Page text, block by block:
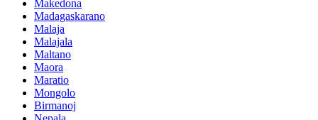
Makedona
Madagaskarano
Malaja
Malajala
Maltano
Maora
Maratio
Mongolo
Birmanoj